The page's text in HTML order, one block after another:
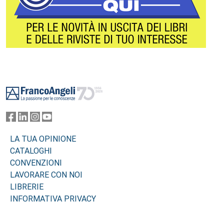
LA TUA OPINIONE
CATALOGHI
CONVENZIONI
LAVORARE CON NOI
LIBRERIE
INFORMATIVA PRIVACY